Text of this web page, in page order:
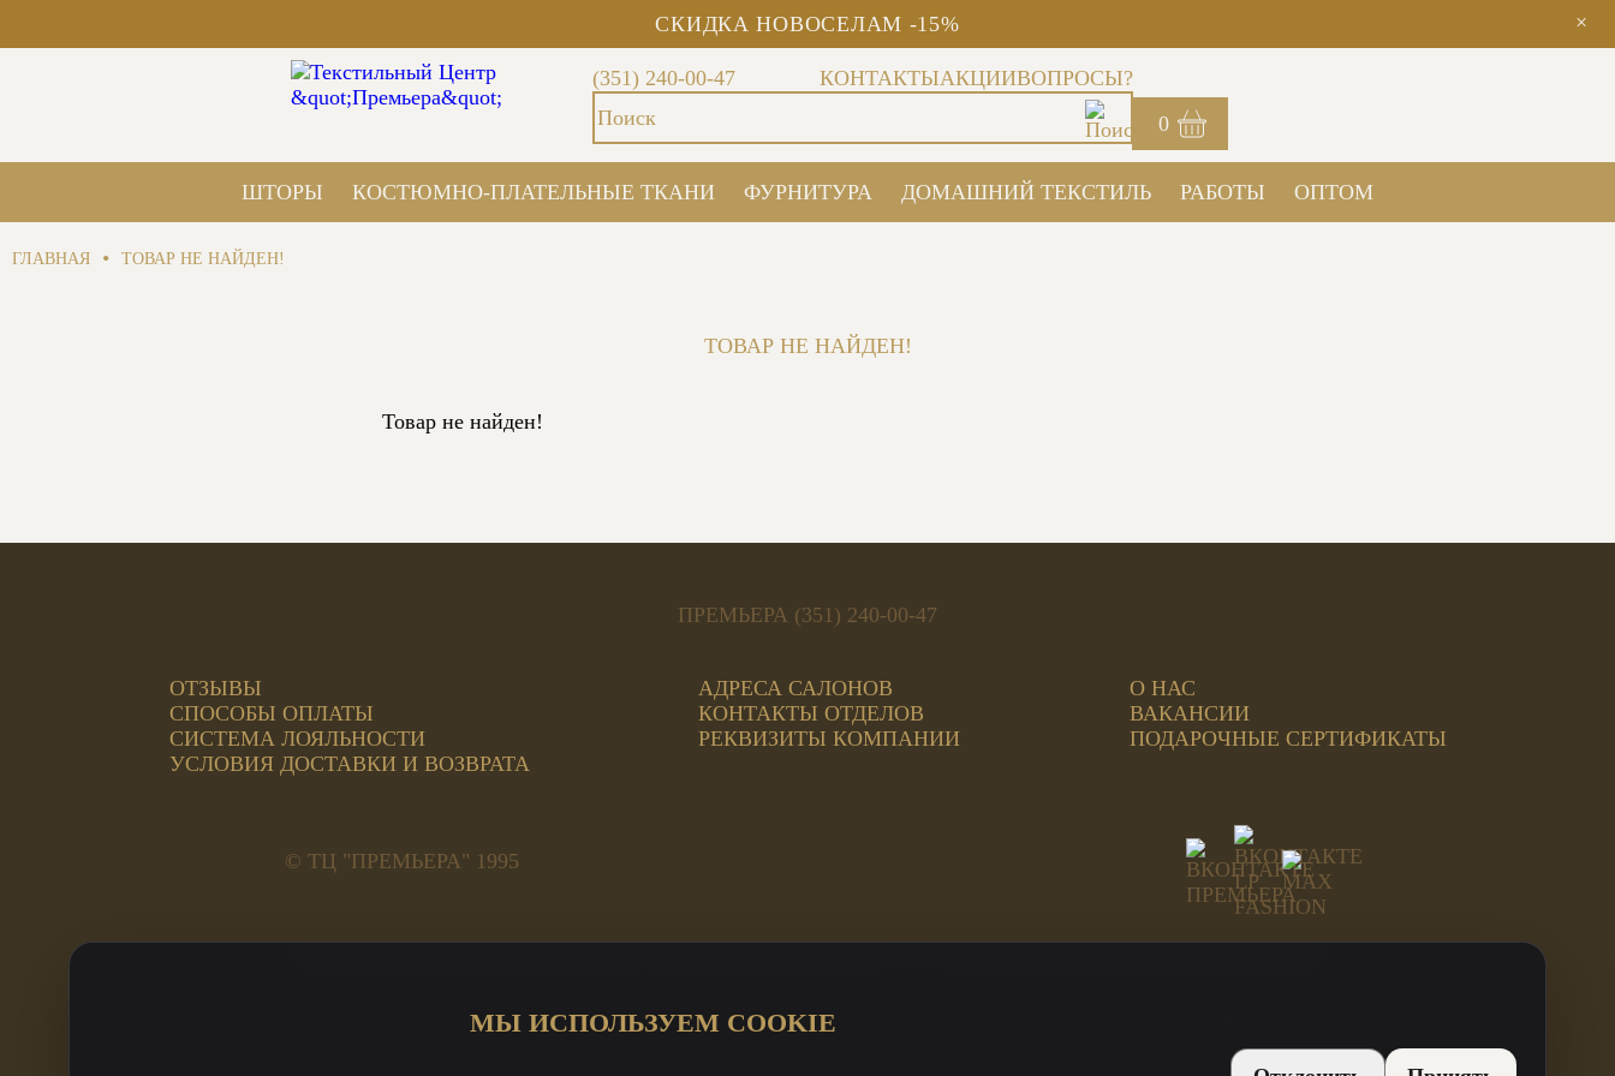
×
СКИДКА НОВОСЕЛАМ -15%
(351) 240-00-47 КОНТАКТЫАКЦИИВОПРОСЫ?
0
ШТОРЫ КОСТЮМНО-ПЛАТЕЛЬНЫЕ ТКАНИ ФУРНИТУРА ДОМАШНИЙ ТЕКСТИЛЬ РАБОТЫ ОПТОМ
ГЛАВНАЯ • ТОВАР НЕ НАЙДЕН!
ТОВАР НЕ НАЙДЕН!
Товар не найден!
ПРЕМЬЕРА (351) 240-00-47
ОТЗЫВЫ
СПОСОБЫ ОПЛАТЫ
СИСТЕМА ЛОЯЛЬНОСТИ
УСЛОВИЯ ДОСТАВКИ И ВОЗВРАТА
АДРЕСА САЛОНОВ
КОНТАКТЫ ОТДЕЛОВ
РЕКВИЗИТЫ КОМПАНИИ
О НАС
ВАКАНСИИ
ПОДАРОЧНЫЕ СЕРТИФИКАТЫ
© ТЦ "ПРЕМЬЕРА" 1995
ул. Труда, 185а, 2 этаж ЦИ МагнитМЫ ИСПОЛЬЗУЕМ COOKIE